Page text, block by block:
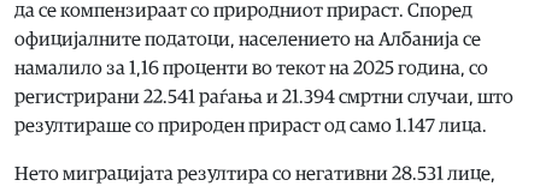
да се компензираат со природниот прираст. Според
официјалните податоци, населението на Албанија се
намалило за 1,16 проценти во текот на 2025 година, со
регистрирани 22.541 раѓања и 21.394 смртни случаи, што
резултираше со природен прираст од само 1.147 лица.
Нето миграцијата резултира со негативни 28.531 лице,